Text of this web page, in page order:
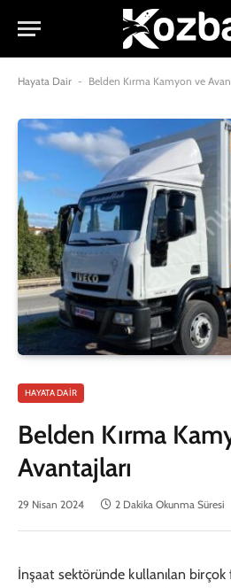
Hayata Dair - Belden Kırma Kamyon ve
HAYATA DAIR
Belden Kırma
Avantajları
29 Nisan 2024 2 Dakika Okunma Süresi
İnşaat sektöründe kullanılan birçok